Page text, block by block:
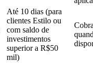
Até 10 dias (para
clientes Estilo ou
com saldo de
investimentos
superior a R$50
mil)